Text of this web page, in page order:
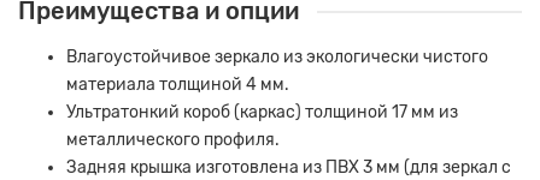
Преимущества и опции
Влагоустойчивое зеркало из экологически чистого
материала толщиной 4 мм.
Ультратонкий короб (каркас) толщиной 17 мм из
металлического профиля.
Задняя крышка изготовлена из ПВХ 3 мм (для зеркал с